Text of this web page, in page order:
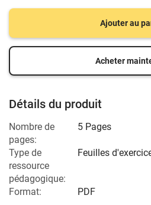
Ajouter au
Acheter
Détails du produit
Nombre de
pages:
5 Pages
Type de
ressource
pédagogique:
Feuilles
Format: PDF